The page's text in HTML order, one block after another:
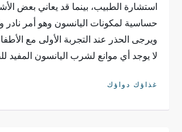
استشارة الطبيب، بينما قد يعاني بعض
حساسية لمكونات اليانسون وهو أمر نادر
ويرجى الحذر عند التجربة الأولى مع
لا يوجد أي موانع لشرب اليانسون المفيد
غذاؤك دواؤك